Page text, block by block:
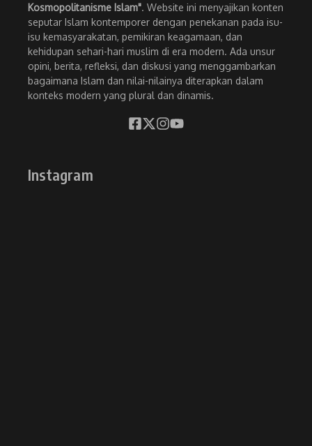
Kosmopolitanisme Islam". Website ini menyajikan konten
seputar Islam kontemporer dengan penekanan pada isu-
isu kemasyarakatan, pemikiran keagamaan, dan
kehidupan sehari-hari muslim di era modern. Ada unsur
opini, berita, refleksi, dan diskusi yang menggambarkan
bagaimana Islam dan nilai-nilainya diterapkan dalam
konteks modern yang plural dan dinamis.
Instagram